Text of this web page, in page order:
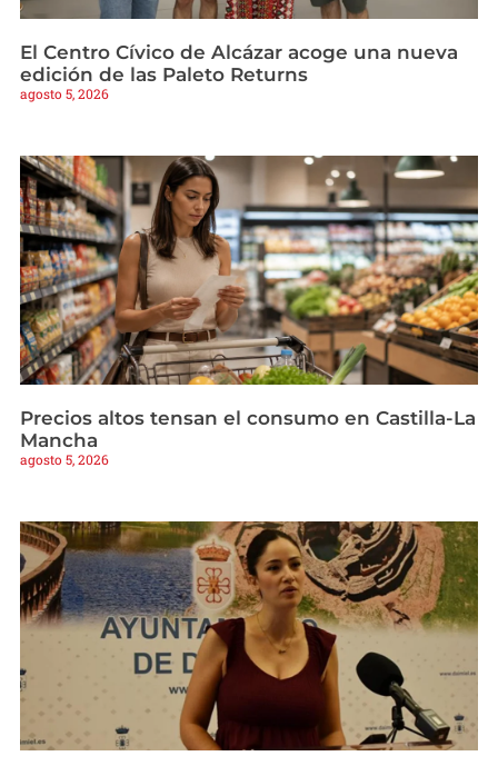
El Centro Cívico de Alcázar acoge una nueva
edición de las Paleto Returns
agosto 5, 2026
Precios altos tensan el consumo en Castilla-La
Mancha
agosto 5, 2026